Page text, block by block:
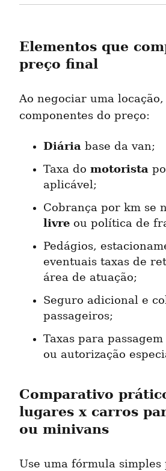
Elementos que
preço final
Ao negociar uma
componentes do preço:
Diária base da van;
Taxa do motorista
aplicável;
Cobrança por km se
livre ou política de
Pedágios,
eventuais taxas de
área de atuação;
Seguro adicional e
passageiros;
Taxas para
ou autorização
Comparativo
lugares x carros
ou minivans
Use uma fórmula